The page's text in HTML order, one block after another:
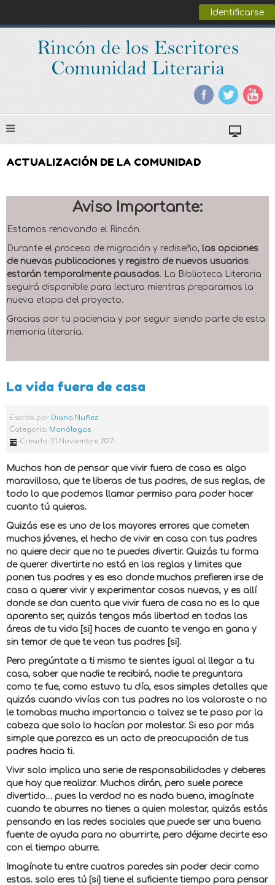
Identificarse
ACTUALIZACIÓN DE LA COMUNIDAD
Aviso Importante:
Estamos renovando el Rincón.
Durante el proceso de migración y rediseño, las opciones
de nuevas publicaciones y registro de nuevos usuarios
estarán temporalmente pausadas. La Biblioteca Literaria
seguirá disponible para lectura mientras preparamos la
nueva etapa del proyecto.
Gracias por tu paciencia y por seguir siendo parte de esta
memoria literaria.
La vida fuera de casa
Escrito por Diana Nuñez
Categoría: Monólogos
Creado: 21 Noviembre 2017
Muchos han de pensar que vivir fuera de casa es algo
maravilloso, que te liberas de tus padres, de sus reglas, de
todo lo que podemos llamar permiso para poder hacer
cuanto tú quieras.
Quizás ese es uno de los mayores errores que cometen
muchos jóvenes, el hecho de vivir en casa con tus padres
no quiere decir que no te puedes divertir. Quizás tu forma
de querer divertirte no está en las reglas y limites que
ponen tus padres y es eso donde muchos prefieren irse de
casa a querer vivir y experimentar cosas nuevas, y es allí
donde se dan cuenta que vivir fuera de casa no es lo que
aparenta ser, quizás tengas más libertad en todas las
áreas de tu vida [si] haces de cuanto te venga en gana y
sin temor de que te vean tus padres [si].
Pero pregúntate a ti mismo te sientes igual al llegar a tu
casa, saber que nadie te recibirá, nadie te preguntara
como te fue, como estuvo tu día, esos simples detalles que
quizás cuando vivías con tus padres no los valoraste o no
le tomabas mucha importancia o talvez se te paso por la
cabeza que solo lo hacían por molestar. Si eso por más
simple que parezca es un acto de preocupación de tus
padres hacia ti.
Vivir solo implica una serie de responsabilidades y deberes
que hay que realizar. Muchos dirán, pero suele parece
divertido… pues la verdad no es nada bueno, imagínate
cuando te aburres no tienes a quien molestar, quizás estás
pensando en las redes sociales que puede ser una buena
fuente de ayuda para no aburrirte, pero déjame decirte eso
con el tiempo aburre.
Imagínate tu entre cuatros paredes sin poder decir como
estas. solo eres tú [si] tiene el suficiente tiempo para pensar